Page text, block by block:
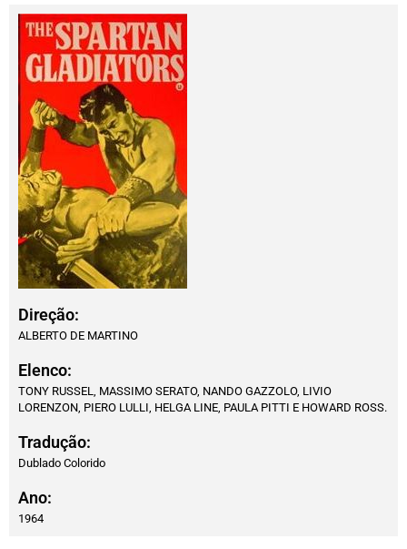
Direção:
ALBERTO DE MARTINO
Elenco:
TONY RUSSEL, MASSIMO SERATO, NANDO GAZZOLO, LIVIO
LORENZON, PIERO LULLI, HELGA LINE, PAULA PITTI E HOWARD ROSS.
Tradução:
Dublado Colorido
Ano:
1964